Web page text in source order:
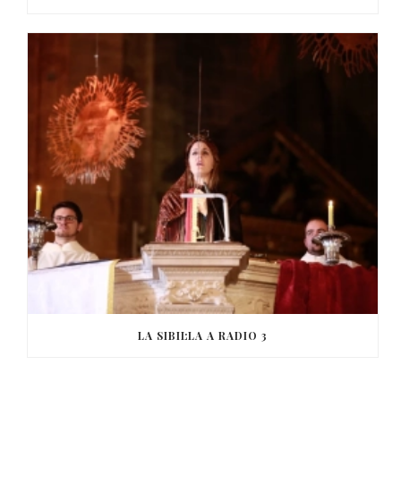
LA SIBIL·LA A RADIO 3